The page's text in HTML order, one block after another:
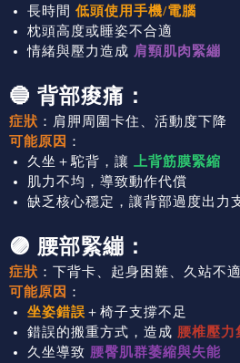
長時間 低頭使用手機/電腦
枕頭高度或睡姿不合適
情緒與壓力造成 肩頸肌肉緊繃
🔵 背部痠痛：
症狀 ：肩胛周圍卡住、活動度下降
可能原因 ：
久坐＋駝背，讓
上背筋膜緊縮
肌力不均，導致動作代償
缺乏核心穩定，讓背部過度出力
🟣 腰部緊繃：
症狀 ：下背卡、起身困難、久站不適
可能原因 ：
坐姿錯誤 ＋椅子支撐不足
錯誤的搬重方式，造成 腰椎壓力
久坐導致 腰臀肌群萎縮與失能